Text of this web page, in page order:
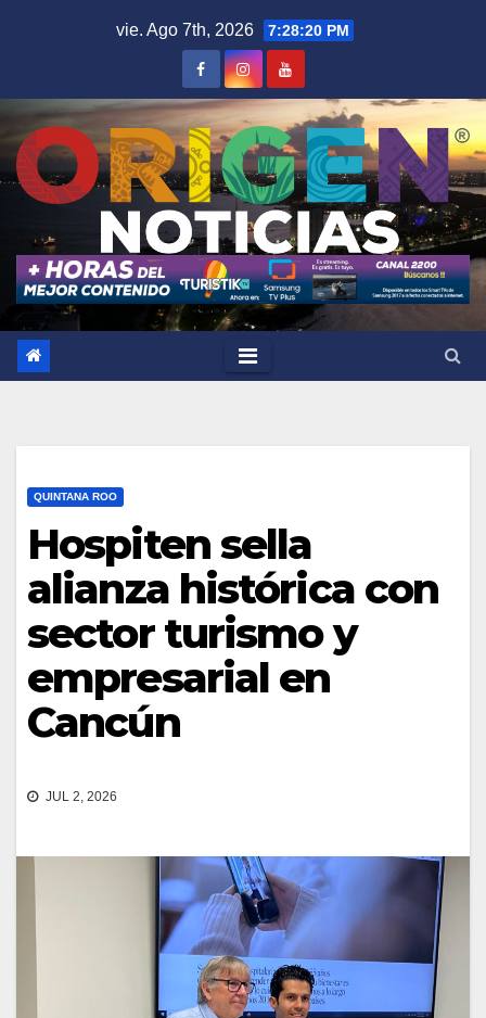
vie. Ago 7th, 2026 7:28:21 PM
QUINTANA ROO
Hospiten sella
alianza histórica con
sector turismo y
empresarial en
Cancún
JUL 2, 2026